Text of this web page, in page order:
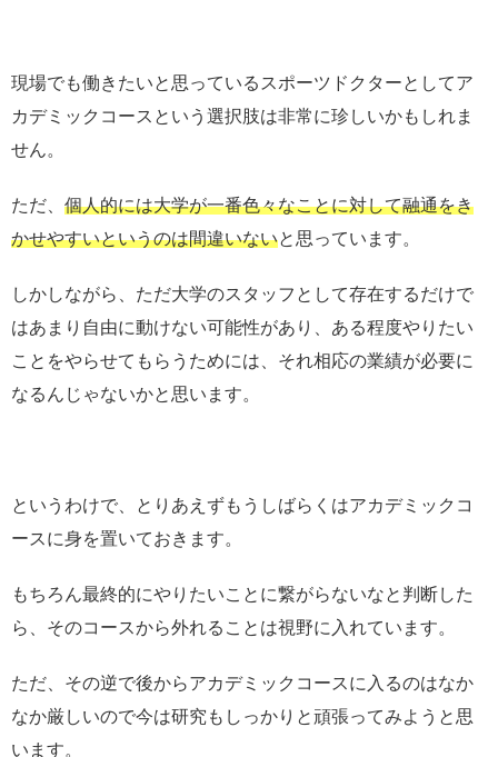
現場でも働きたいと思っているスポーツドクターとしてア
カデミックコースという選択肢は非常に珍しいかもしれま
せん。
ただ、 個人的には大学が一番色々なことに対して融通をき
かせやすいというのは間違いないと思っています。
しかしながら、ただ大学のスタッフとして存在するだけで
はあまり自由に動けない可能性があり、ある程度やりたい
ことをやらせてもらうためには、それ相応の業績が必要に
なるんじゃないかと思います。
というわけで、とりあえずもうしばらくはアカデミックコ
ースに身を置いておきます。
もちろん最終的にやりたいことに繋がらないなと判断した
ら、そのコースから外れることは視野に入れています。
ただ、その逆で後からアカデミックコースに入るのはなか
なか厳しいので今は研究もしっかりと頑張ってみようと思
います。